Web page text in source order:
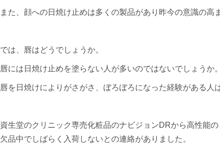
また、顔への日焼け止めは多くの製品があり昨今の意識の高
では、唇はどうでしょうか。
唇には日焼け止めを塗らない人が多いのではないでしょうか。
唇を日焼けによりがさがさ、ぼろぼろになった経験がある人
資生堂のクリニック専売化粧品のナビジョンDRから高性能
欠品中でしばらく入荷しないとの連絡がありました。